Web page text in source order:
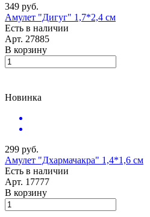
349 руб.
Амулет "Дигуг" 1,7*2,4 см
Есть в наличии
Арт. 27885
В корзину
Новинка
299 руб.
Амулет "Дхармачакра" 1,4*1,6 см
Есть в наличии
Арт. 17777
В корзину